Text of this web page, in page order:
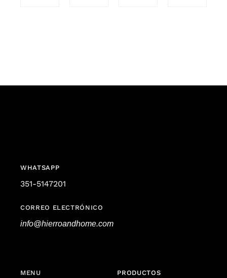
WHATSAPP
351-5147201
CORREO ELECTRÓNICO
info@hierroandhome.com
MENU PRODUCTOS